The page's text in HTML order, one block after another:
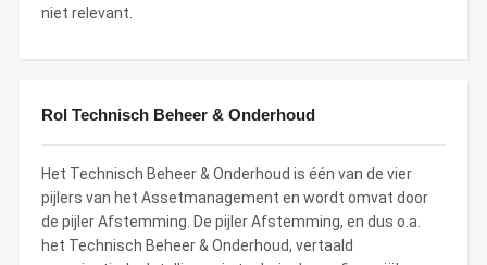
niet relevant.
Rol Technisch Beheer & Onderhoud
Het Technisch Beheer & Onderhoud is één van de vier
pijlers van het Assetmanagement en wordt omvat door
de pijler Afstemming. De pijler Afstemming, en dus o.a.
het Technisch Beheer & Onderhoud, vertaald